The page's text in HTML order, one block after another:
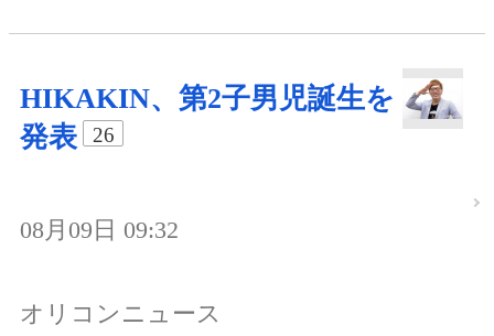
HIKAKIN、第2子男児誕生を
発表
26
08月09日 09:32
オリコンニュース